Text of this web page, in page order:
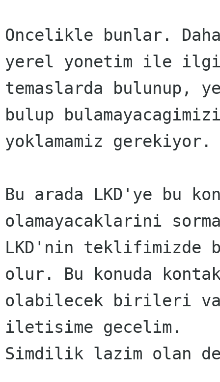
Oncelikle bunlar.
yerel yonetim ile
temaslarda bulunup,
bulup
yoklamamiz
Bu arada LKD'ye bu
olamayacaklarini
LKD'nin teklifimizde
olur. Bu konuda
olabilecek birileri
iletisime gecelim.
Simdilik lazim olan